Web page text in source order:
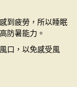
到疲勞，所以睡眠
防暑能力。
口，以免感受風